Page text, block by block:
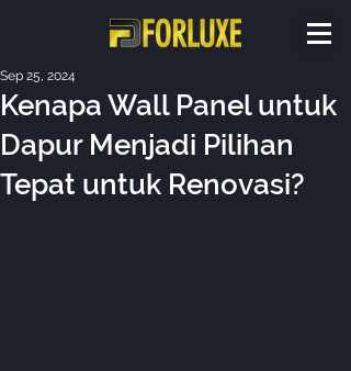
Kenapa Wall Panel untuk
Dapur Menjadi Pilihan
Tepat untuk Renovasi?
Sep 25, 2024